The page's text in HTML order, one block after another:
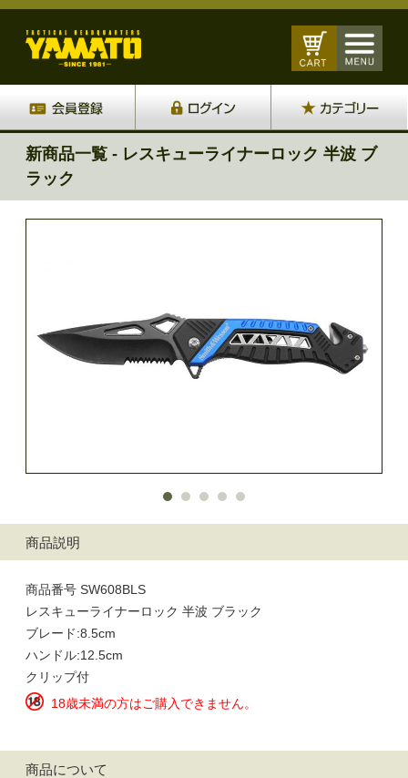
新商品一覧 - レスキューライナーロック 半波 ブ
ラック
商品説明
商品番号 SW608BLS
レスキューライナーロック 半波 ブラック
ブレード:8.5cm
ハンドル:12.5cm
クリップ付
18歳未満の方はご購入できません。
商品について